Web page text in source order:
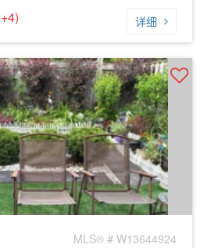
详细
MLS® # W13644924